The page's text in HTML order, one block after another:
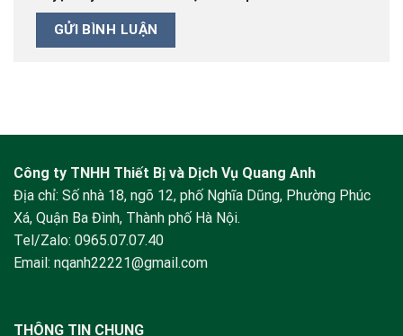
Công ty TNHH Thiết Bị và Dịch Vụ Quang Anh
Địa chỉ: Số nhà 18, ngõ 12, phố Nghĩa Dũng, Phường Phúc
Xá, Quận Ba Đình, Thành phố Hà Nội.
Tel/Zalo: 0965.07.07.40
Email: nqanh22221@gmail.com
THÔNG TIN CHUNG